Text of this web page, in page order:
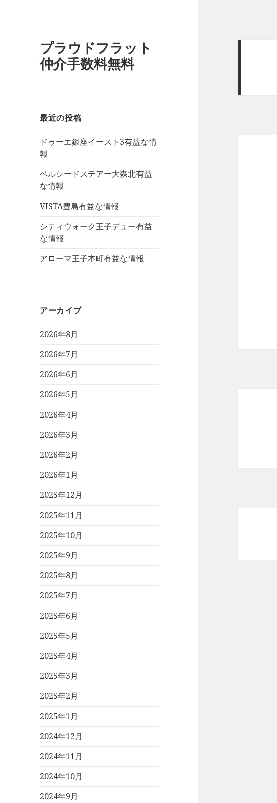
プラウドフラット
仲介手数料無料
最近の投稿
ドゥーエ銀座イースト3有益な情
報
ベルシードステアー大森北有益
な情報
VISTA豊島有益な情報
シティウォーク王子デュー有益
な情報
アローマ王子本町有益な情報
アーカイブ
2026年8月
2026年7月
2026年6月
2026年5月
2026年4月
2026年3月
2026年2月
2026年1月
2025年12月
2025年11月
2025年10月
2025年9月
2025年8月
2025年7月
2025年6月
2025年5月
2025年4月
2025年3月
2025年2月
2025年1月
2024年12月
2024年11月
2024年10月
2024年9月